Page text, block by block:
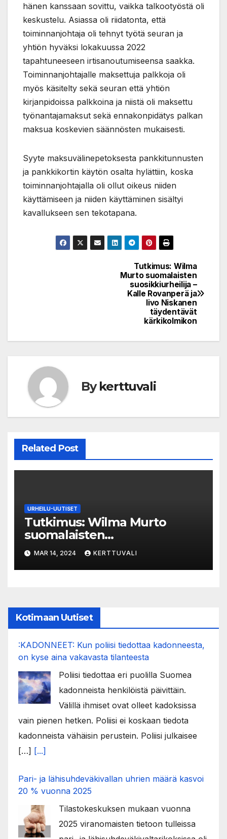
hänen kanssaan sovittu, vaikka talkootyöstä oli
keskustelu. Asiassa oli riidatonta, että
toiminnanjohtaja oli tehnyt työtä seuran ja
yhtiön hyväksi lokakuussa 2022
tapahtuneeseen irtisanoutumiseensa saakka.
Toiminnanjohtajalle maksettuja palkkoja oli
myös käsitelty sekä seuran että yhtiön
kirjanpidoissa palkkoina ja niistä oli maksettu
työnantajamaksut sekä ennakonpidätys palkan
maksua koskevien säännösten mukaisesti.
Syyte maksuvälinepetoksesta pankkitunnusten
ja pankkikortin käytön osalta hylättiin, koska
toiminnanjohtajalla oli ollut oikeus niiden
käyttämiseen ja niiden käyttäminen sisältyi
kavallukseen sen tekotapana.
Tutkimus: Wilma
Murto suomalaisten
suosikkiurheilija –
Kalle Rovanperä ja
Iivo Niskanen
täydentävät
kärkikolmikon
Bykerttuvali
Related Post
URHEILU-UUTISET
Tutkimus: Wilma Murto
suomalaisten
suosikkiurheilija – Kalle
Rovanperä ja Iivo Niskanen
täydentävät kärkikolmikon
MAR 14, 2024 KERTTUVALI
Kotimaan Uutiset
:KADONNEET: Kun poliisi tiedottaa kadonneesta,
on kyse aina vakavasta tilanteesta
Poliisi tiedottaa eri puolilla Suomea
kadonneista henkilöistä päivittäin.
Välillä ihmiset ovat olleet kadoksissa
vain pienen hetken. Poliisi ei koskaan tiedota
kadonneista vähäisin perustein. Poliisi julkaisee
[…] [...]
Pari- ja lähisuhdeväkivallan uhrien määrä kasvoi
20 % vuonna 2025
Tilastokeskuksen mukaan vuonna
2025 viranomaisten tietoon tulleissa